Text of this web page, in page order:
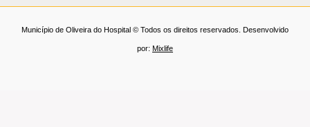
Município de Oliveira do Hospital © Todos os direitos reservados. Desenvolvido
por: Mixlife